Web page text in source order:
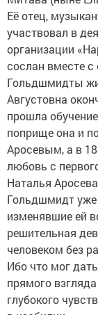
Её отец,
участвовал в
организации
сослан вместе
Гольдшмидты
Августовна
прошла
поприще она и
Аросевым, а в
любовь с
Наталья
Гольдшмидт уже
изменявшие ей
решительная
человеком без
Ибо что мог
прямого
глубокого